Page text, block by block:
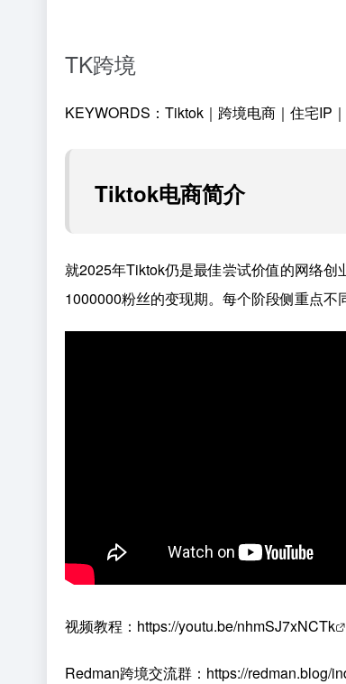
TK跨境
KEYWORDS：Tiktok｜跨境电商｜住宅IP
Tiktok电商简介
就2025年Tiktok仍是最佳尝试价值的网络
1000000粉丝的变现期。每个阶段侧重点不
视频教程： https://youtu.be/nhmSJ7xNCTk
Redman跨境交流群： https://redman.blog/